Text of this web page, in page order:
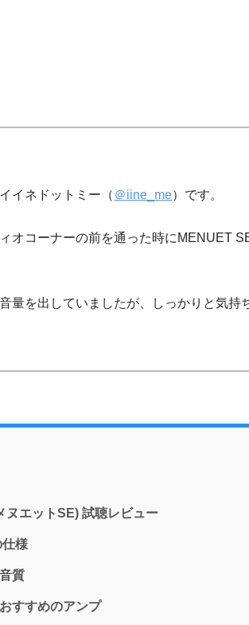
イネドットミー（ ＠iine_me）です。
オコーナーの前を通った時にMENUET
量を出していましたが、しっかりと気持
エットSE) 試聴レビュー
様
質
すすめのアンプ